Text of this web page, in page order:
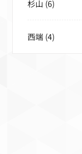
杉山 (6)
西端 (4)